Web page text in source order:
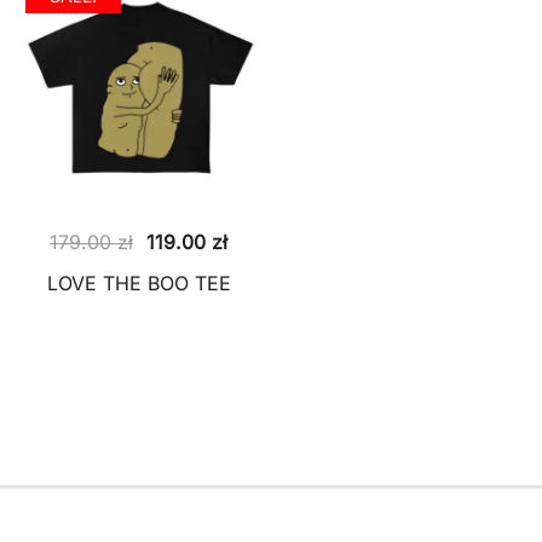
179.00zł Pierwotna
cena
119.00 złAktualna
cena
LOVE THE BOO TEE